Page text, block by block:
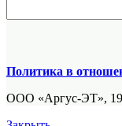
Политика в
ООО «Аргус-ЭТ»,